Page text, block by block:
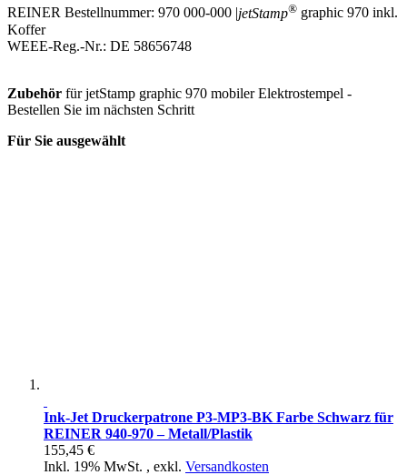
REINER Bestellnummer: 970 000-000 | jetStamp® graphic 970 inkl.
Koffer
WEEE-Reg.-Nr.: DE 58656748
Zubehör für jetStamp graphic 970 mobiler Elektrostempel -
Bestellen Sie im nächsten Schritt
Für Sie ausgewählt
Ink-Jet Druckerpatrone P3-MP3-BK Farbe Schwarz für
REINER 940-970 – Metall/Plastik
155,45 €
Inkl. 19% MwSt. , exkl. Versandkosten